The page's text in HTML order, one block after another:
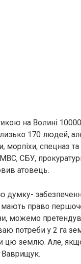
на Волині
170 людей,
морпіхи, спецназ
СБУ,
атовець.
думку-
право
можемо
потреби у 2 га
цю землю. Але,
Ваврищук.